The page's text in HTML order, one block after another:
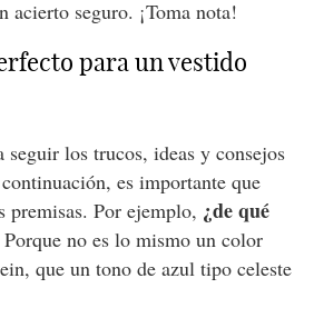
acierto seguro. ¡Toma nota!
para un vestido
seguir los trucos, ideas y consejos
es importante que
premisas. Por ejemplo, ¿de qué
Porque no es lo mismo un color
que un tono de azul tipo celeste